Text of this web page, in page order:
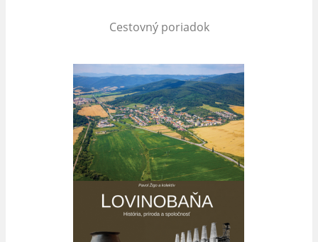
Cestovný poriadok